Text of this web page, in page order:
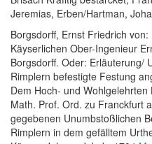
Jeremias, Erben/Hartman,
Borgsdorff, Ernst Friedrich von:
Käyserlichen Ober-Ingenieur
Borgsdorff. Oder: Erläuterung/
Rimplern befestigte Festung
Dem Hoch- und
Math. Prof. Ord. zu Franckfurt
gegebenen Unumbstoßlichen
Rimplern in dem gefälltem